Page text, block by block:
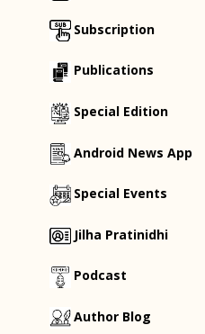
Subscription
Publications
Special Edition
Android News App
Special Events
Jilha Pratinidhi
Podcast
Author Blog